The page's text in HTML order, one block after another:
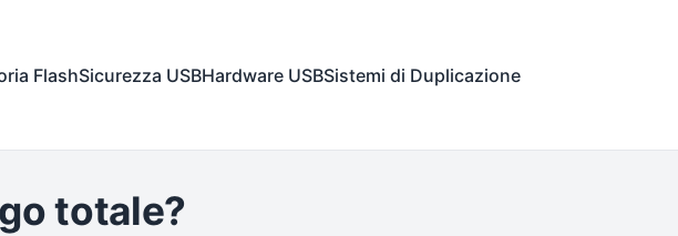
FlashSicurezza USBHardware USBSistemi di Duplicazione
totale?